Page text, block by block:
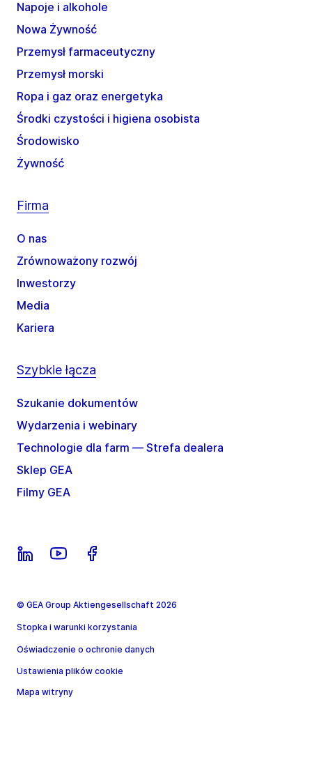
Napoje i alkohole
Nowa Żywność
Przemysł farmaceutyczny
Przemysł morski
Ropa i gaz oraz energetyka
Środki czystości i higiena osobista
Środowisko
Żywność
Firma
O nas
Zrównoważony rozwój
Inwestorzy
Media
Kariera
Szybkie łącza
Szukanie dokumentów
Wydarzenia i webinary
Technologie dla farm — Strefa dealera
Sklep GEA
Filmy GEA
© GEA Group Aktiengesellschaft 2026
Stopka i warunki korzystania
Oświadczenie o ochronie danych
Ustawienia plików cookie
Mapa witryny